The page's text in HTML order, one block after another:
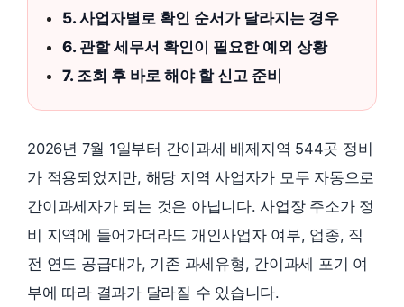
5. 사업자별로 확인 순서가 달라지는 경우
6. 관할 세무서 확인이 필요한 예외 상황
7. 조회 후 바로 해야 할 신고 준비
2026년 7월 1일부터 간이과세 배제지역 544곳 정비
가 적용되었지만, 해당 지역 사업자가 모두 자동으로
간이과세자가 되는 것은 아닙니다. 사업장 주소가 정
비 지역에 들어가더라도 개인사업자 여부, 업종, 직
전 연도 공급대가, 기존 과세유형, 간이과세 포기 여
부에 따라 결과가 달라질 수 있습니다.